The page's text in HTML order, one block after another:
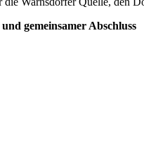
gemeinsamer Abschluss